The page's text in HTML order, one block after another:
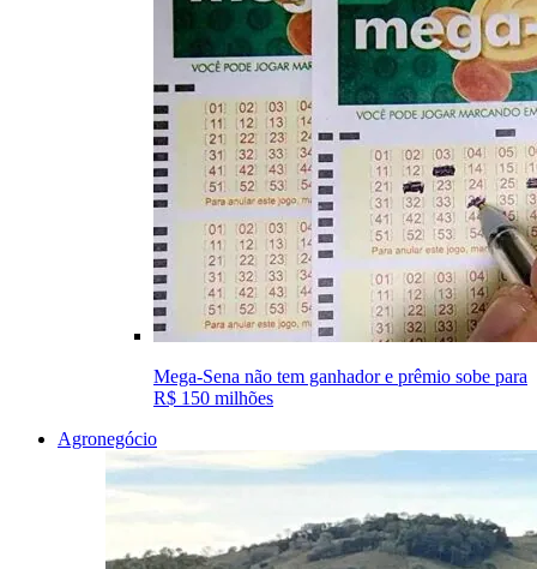
Mega-Sena não tem ganhador e prêmio sobe para
R$ 150 milhões
Agronegócio